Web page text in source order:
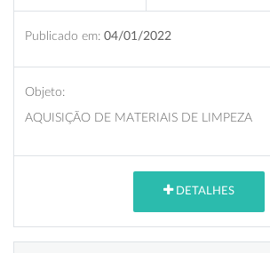
Publicado em: 04/01/2022
Objeto:
AQUISIÇÃO DE MATERIAIS DE LIMPEZA
DETALHES